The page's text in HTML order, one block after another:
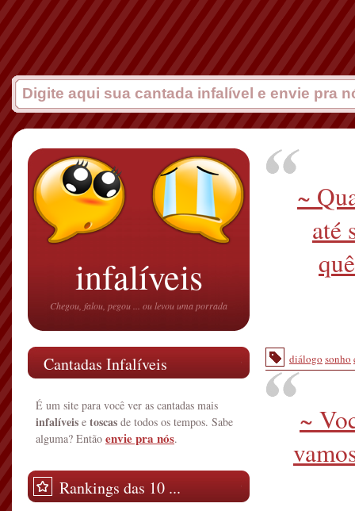
~
até
diálogo sonho
~
infalíveis
Chegou, falou, pegou ... ou levou uma porrada
Cantadas Infalíveis
É um site para você ver as cantadas mais
infalíveis e toscas de todos os tempos. Sabe
alguma? Então envie pra nós.
Rankings das 10 ...